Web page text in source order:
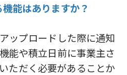
能はありますか？
ップロードした際に通知
能や積立日前に事業主さ
ただく必要があることか